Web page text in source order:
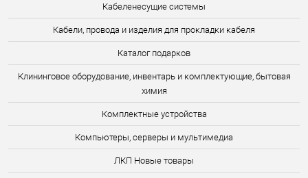
Кабеленесущие системы
Кабели, провода и изделия для прокладки кабеля
Каталог подарков
Клининговое оборудование, инвентарь и комплектующие, бытовая
химия
Комплектные устройства
Компьютеры, серверы и мультимедиа
ЛКП Новые товары